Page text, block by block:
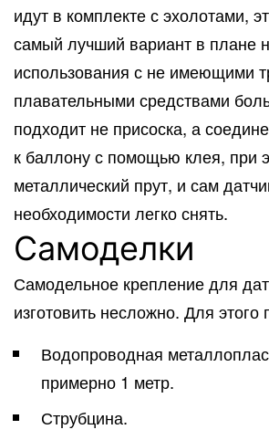
идут в комплекте с эхолотами,
самый лучший вариант в плане
использования с не имеющими
плавательными средствами
подходит не присоска, а
к баллону с помощью клея, при
металлический прут, и сам
необходимости легко снять.
Самоделки
Самодельное крепление для
изготовить несложно. Для этого
Водопроводная
примерно 1 метр.
Струбцина.